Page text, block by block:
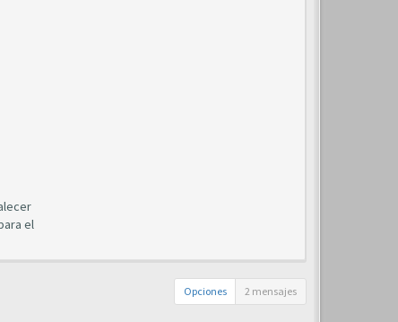
el
Opciones 2 mensajes